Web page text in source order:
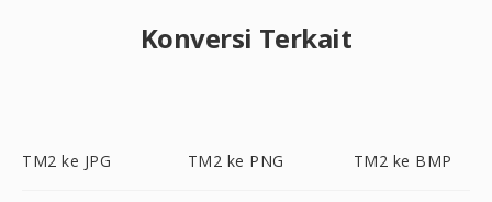
Konversi Terkait
TM2 ke JPG TM2 ke PNG TM2 ke BMP